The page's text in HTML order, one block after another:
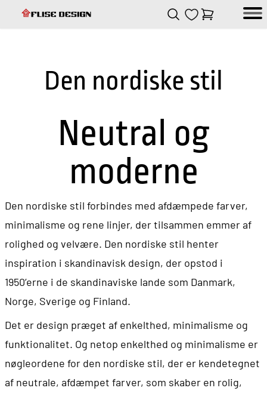
Skip to Content
Skip to Content
Login
Den nordiske stil
Neutral og
moderne
Den nordiske stil forbindes med afdæmpede farver,
minimalisme og rene linjer, der tilsammen emmer af
rolighed og velvære. Den nordiske stil henter
inspiration i skandinavisk design, der opstod i
1950’erne i de skandinaviske lande som Danmark,
Norge, Sverige og Finland.
Det er design præget af enkelthed, minimalisme og
funktionalitet. Og netop enkelthed og minimalisme er
nøgleordene for den nordiske stil, der er kendetegnet
af neutrale, afdæmpet farver, som skaber en rolig,